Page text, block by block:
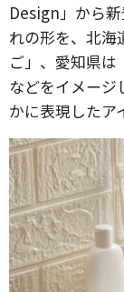
Design」から
れの形を、北海
ご」、愛知県は
などをイメージ
かに表現したア